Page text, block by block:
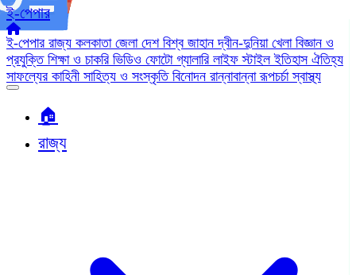
ই-পেপার
ই-পেপার রাজ্য কলকাতা জেলা দেশ বিশ্ব জাহানদ্বীন-দুনিয়া খেলা বিজ্ঞান ও
প্রযুক্তি শিক্ষা ও চাকরি ভিডিও ফোটো গ্যালারি লাইফ স্টাইলইতিহাস ঐতিহ্য
সাফল্যের কাহিনী সাহিত্য ও সংস্কৃতি বিনোদন রান্নাবান্নারূপচর্চাস্বাস্থ্য
🏠︎
রাজ্য